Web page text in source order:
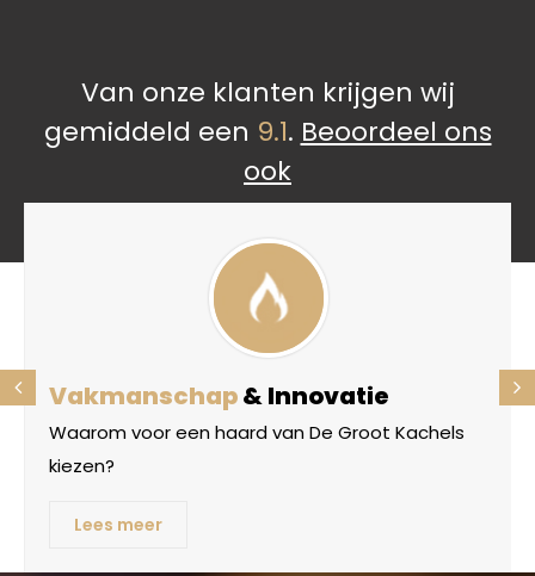
Van onze klanten krijgen wij
gemiddeld een 9.1. Beoordeel ons
ook
Vakmanschap& Innovatie
Waarom voor een haard van De Groot Kachels
kiezen?
Lees meer